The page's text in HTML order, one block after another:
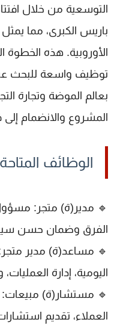
التوسعية من خلال
باريس الكبرى، مما
الأوروبية. هذه الخطوة
توظيف واسعة للبحث
بعالم الموضة وتجارة
المشروع والانضمام
الوظائف
🔹 مدير(ة) متجر : مسؤول
الفرق وضمان حسن سير
🔹 مساعد(ة) مدير متجر
اليومية، إدارة
🔹 مستشار(ة) مبيعات
العملاء، تقديم